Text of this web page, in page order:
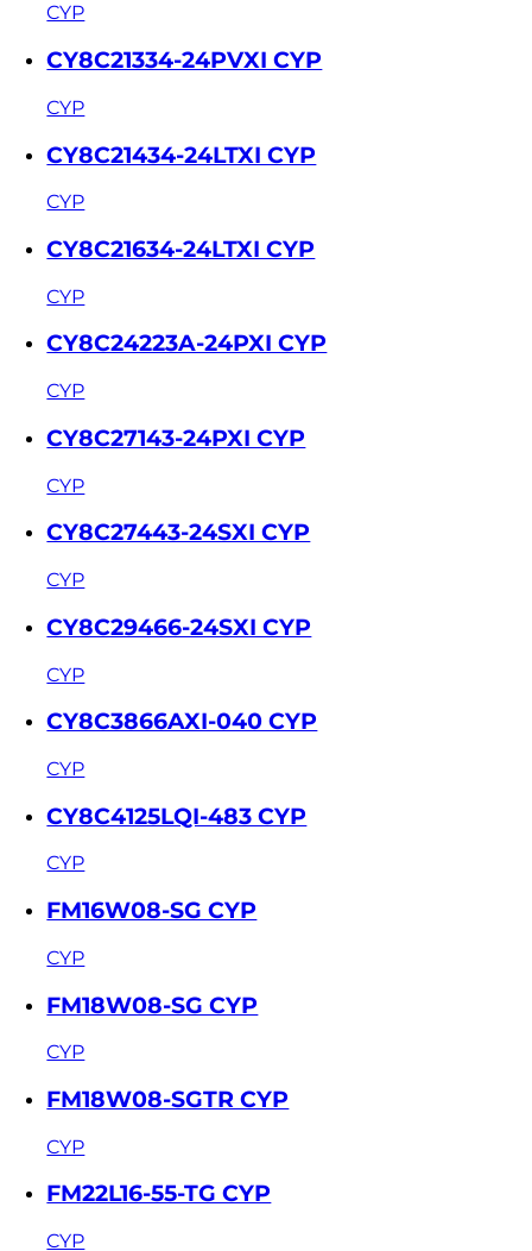
CYP
CY8C21334-24PVXI CYP
CYP
CY8C21434-24LTXI CYP
CYP
CY8C21634-24LTXI CYP
CYP
CY8C24223A-24PXI CYP
CYP
CY8C27143-24PXI CYP
CYP
CY8C27443-24SXI CYP
CYP
CY8C29466-24SXI CYP
CYP
CY8C3866AXI-040 CYP
CYP
CY8C4125LQI-483 CYP
CYP
FM16W08-SG CYP
CYP
FM18W08-SG CYP
CYP
FM18W08-SGTR CYP
CYP
FM22L16-55-TG CYP
CYP